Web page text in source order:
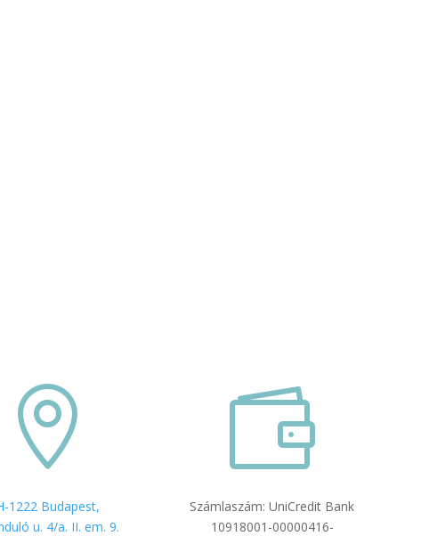

1222 Budapest,
u. 4/a. II. em. 9.

Számlaszám: UniCredit Bank
10918001-00000416-